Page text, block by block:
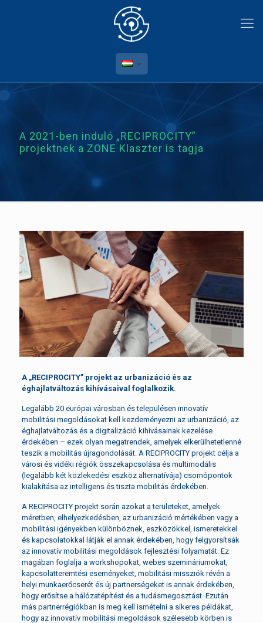
A 2021-ben induló „RECIPROCITY”
projektnek a ZONE Klaszter is tagja
A „RECIPROCITY” projekt az urbanizáció és az
éghajlatváltozás kihívásaival foglalkozik.
Legalább 20 európai városban és településen innovatív
mobilitási megoldásokat kell kezdeményezni az urbanizáció, az
éghajlatváltozás és a digitalizáció kihívásainak kezelése
érdekében – ezek olyan megatrendek, amelyek elkerülhetetlenné
teszik a mobilitás újragondolását. A RECIPROCITY projekt célja a
városi és vidéki régiók összekapcsolása és multimodális
(legalább két közlekedési eszköz alternatívája) csomópontok
kialakítása az intelligens és tiszta mobilitás érdekében.
A RECIPROCITY projekt során azokat a területeket, amelyek
méretben, elhelyezkedésben, az urbanizáció mértékében vagy a
mobilitási igényekben különböznek, eszközökkel, ismeretekkel
és kapcsolatokkal látják el annak érdekében, hogy felgyorsítsák
az innovatív mobilitási megoldások fejlesztési folyamatát. Ez
magában foglalja a workshopokat, webes szemináriumokat,
kapcsolatteremtési eseményeket, mobilitási missziók révén a
helyi munkaerőcserét és új partnerségeket is annak érdekében,
hogy erősítse a hálózatépítést és a tudásmegosztást. Ezután
más partnerrégiókban is meg kell ismételni a sikeres példákat,
hogy az innovatív mobilitási megoldások szélesebb körben is